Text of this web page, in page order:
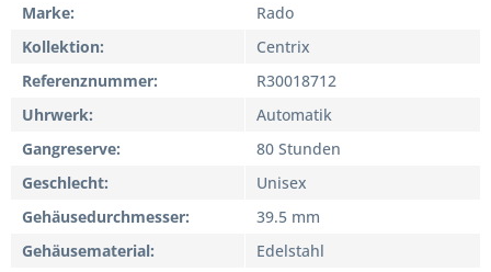
Marke
Rado
Kollektion
Centrix
Referenznummer
R30018712
Uhrwerk
Automatik
Gangreserve
80 Stunden
Geschlecht
Unisex
Gehäusedurchmesser
39.5 mm
Gehäusematerial
Edelstahl